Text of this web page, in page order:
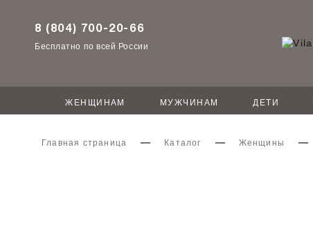
8 (804) 700-20-66
Бесплатно по всей России
ЖЕНЩИНАМ МУЖЧИНАМ ДЕТИ
Главная страница Каталог Женщины